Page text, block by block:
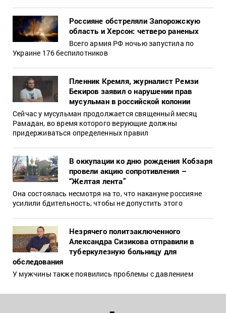
Россияне обстреляли Запорожскую
область и Херсон: четверо раненых
Всего армия РФ ночью запустила по
Украине 176 беспилотников
Пленник Кремля, журналист Ремзи
Бекиров заявил о нарушении прав
мусульман в российской колонии
Сейчас у мусульман продолжается священный месяц
Рамадан, во время которого верующие должны
придерживаться определенных правил
В оккупации ко дню рождения Кобзаря
провели акцию сопротивления –
“Желтая лента”
Она состоялась несмотря на то, что накануне россияне
усилили бдительность, чтобы не допустить этого
Незрячего политзаключенного
Александра Сизикова отправили в
туберкулезную больницу для
обследования
У мужчины также появились проблемы с давлением